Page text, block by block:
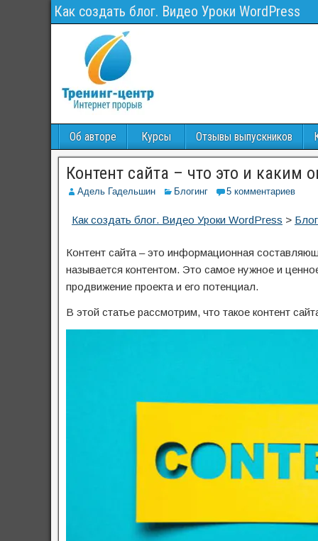
Как создать блог. Видео Уроки WordPress
Об авторе Курсы Отзывы выпускников
Контент сайта – что это и каким
Адель Гадельшин Блогинг 5 комментариев
Как создать блог. Видео Уроки WordPress >
Контент сайта – это информационная
называется контентом. Это самое нужное и
продвижение проекта и его потенциал.
В этой статье рассмотрим, что такое контент